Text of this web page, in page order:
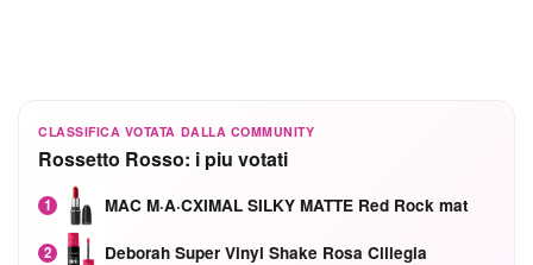
CLASSIFICA VOTATA DALLA COMMUNITY
Rossetto Rosso: i piu votati
1 MAC M·A·CXIMAL SILKY MATTE Red Rock mat
2 Deborah Super Vinyl Shake Rosa Ciliegia